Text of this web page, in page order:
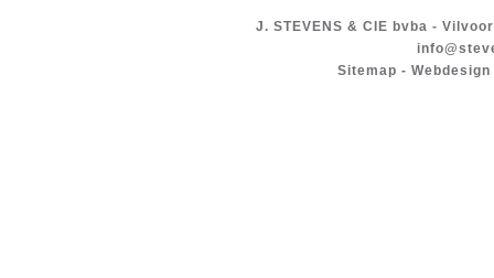
J. STEVENS & CIE bvba -
Sitemap -